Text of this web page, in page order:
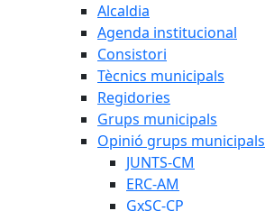
Alcaldia
Agenda institucional
Consistori
Tècnics municipals
Regidories
Grups municipals
Opinió grups municipals
JUNTS-CM
ERC-AM
GxSC-CP